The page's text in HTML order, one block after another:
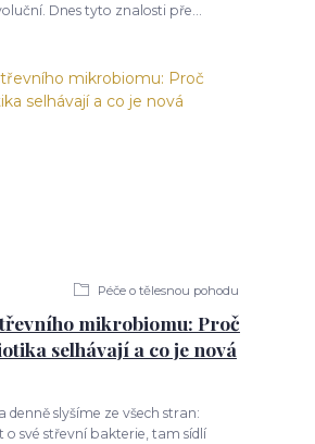
Dnes tyto znalosti pře...
Péče o tělesnou pohodu
mikrobiomu: Proč
selhávají a co je nová
denně slyšíme ze všech stran:
o své střevní bakterie, tam sídlí